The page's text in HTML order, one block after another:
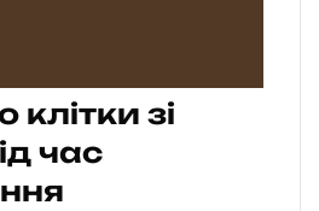
зі
час